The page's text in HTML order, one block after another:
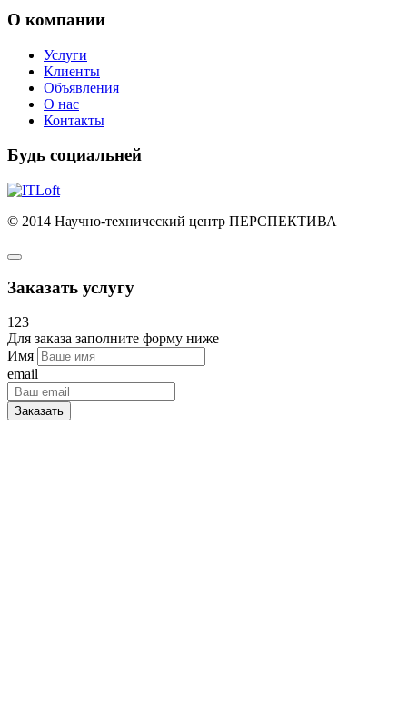
О компании
Услуги
Клиенты
Объявления
О нас
Контакты
Будь социальней
© 2014 Научно-технический центр ПЕРСПЕКТИВА
Заказать услугу
123
Для заказа заполните форму ниже
Имя
email
Заказать